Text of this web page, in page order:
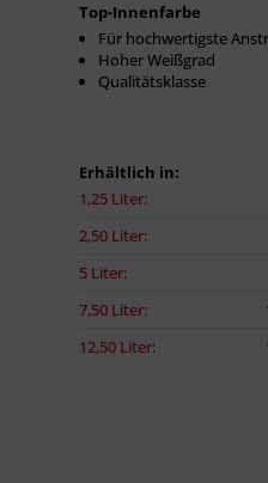
Top-Innenfarbe
Für hochwertigste
Hoher Weißgrad
Qualitätsklasse
Erhältlich in:
1,25 Liter:
2,50 Liter:
5 Liter:
7,50 Liter:
12,50 Liter: